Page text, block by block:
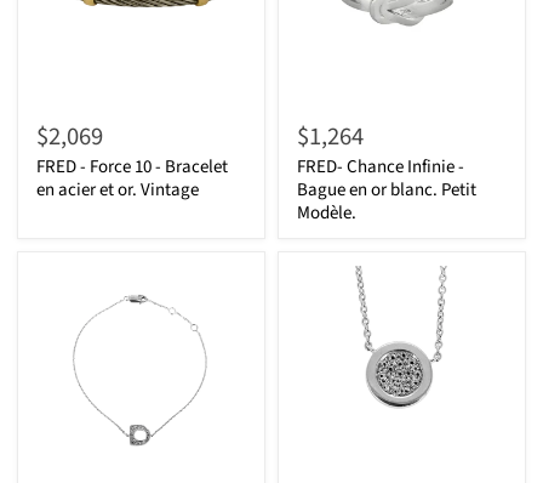
$2,069
FRED - Force 10 - Bracelet
en acier et or. Vintage
$1,264
FRED- Chance Infinie -
Bague en or blanc. Petit
Modèle.